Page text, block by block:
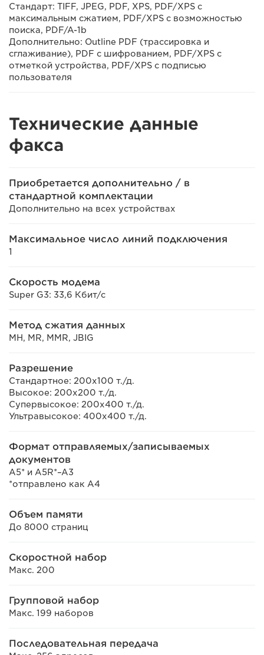
Стандарт: TIFF, JPEG, PDF, XPS, PDF/XPS с
максимальным сжатием, PDF/XPS с возможностью
поиска, PDF/A-1b
Дополнительно: Outline PDF (трассировка и
сглаживание), PDF с шифрованием, PDF/XPS с
отметкой устройства, PDF/XPS с подписью
пользователя
Технические данные
факса
Приобретается дополнительно / в
стандартной комплектации
Дополнительно на всех устройствах
Максимальное число линий подключения
1
Скорость модема
Super G3: 33,6 Кбит/с
Метод сжатия данных
MH, MR, MMR, JBIG
Разрешение
Стандартное: 200x100 т./д.
Высокое: 200x200 т./д.
Супервысокое: 200x400 т./д.
Ультравысокое: 400x400 т./д.
Формат отправляемых/записываемых
документов
A5* и A5R*–A3
*отправлено как A4
Объем памяти
До 8000 страниц
Скоростной набор
Макс. 200
Групповой набор
Макс. 199 наборов
Последовательная передача